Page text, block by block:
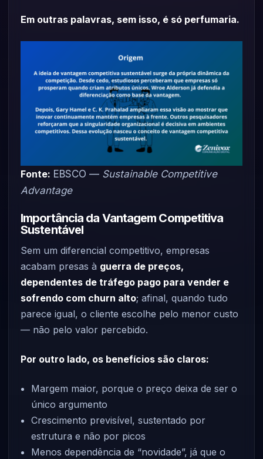
Em outras palavras, sem isso, é só perfumaria.
Fonte: EBSCO — Sustainable Competitive
Advantage
Importância da Vantagem Competitiva
Sustentável
Sem um diferencial competitivo, empresas
acabam presas à guerra de preços,
dependentes de tráfego pago para vender e
sofrendo com churn alto; afinal, quando tudo
parece igual, o cliente escolhe pelo menor custo
— não pelo valor percebido.
Por outro lado, os benefícios são claros:
Margem maior, porque o preço deixa de ser o
único argumento
Crescimento previsível, sustentado por
estrutura e não por picos
Menos dependência de “novidade”, já que o